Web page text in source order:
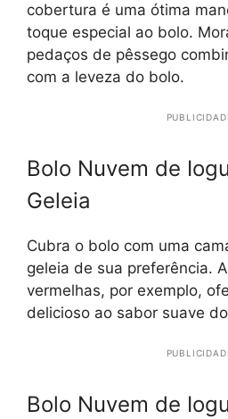
cobertura é uma ótima
toque especial ao bolo.
pedaços de pêssego
com a leveza do bolo.
Bolo Nuvem de
Geleia
Cubra o bolo com uma
geleia de sua preferência.
vermelhas, por exemplo,
delicioso ao sabor suave
Bolo Nuvem de